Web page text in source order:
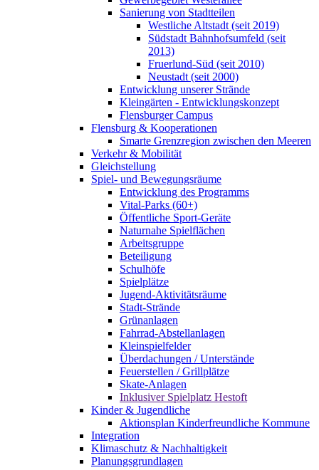
Sanierung von Stadtteilen
Westliche Altstadt (seit 2019)
Südstadt Bahnhofsumfeld (seit
2013)
Fruerlund-Süd (seit 2010)
Neustadt (seit 2000)
Entwicklung unserer Strände
Kleingärten - Entwicklungskonzept
Flensburger Campus
Flensburg & Kooperationen
Smarte Grenzregion zwischen den Meeren
Verkehr & Mobilität
Gleichstellung
Spiel- und Bewegungsräume
Entwicklung des Programms
Vital-Parks (60+)
Öffentliche Sport-Geräte
Naturnahe Spielflächen
Arbeitsgruppe
Beteiligung
Schulhöfe
Spielplätze
Jugend-Aktivitätsräume
Stadt-Strände
Grünanlagen
Fahrrad-Abstellanlagen
Kleinspielfelder
Überdachungen / Unterstände
Feuerstellen / Grillplätze
Skate-Anlagen
Inklusiver Spielplatz Hestoft
Kinder & Jugendliche
Aktionsplan Kinderfreundliche Kommune
Integration
Klimaschutz & Nachhaltigkeit
Planungsgrundlagen